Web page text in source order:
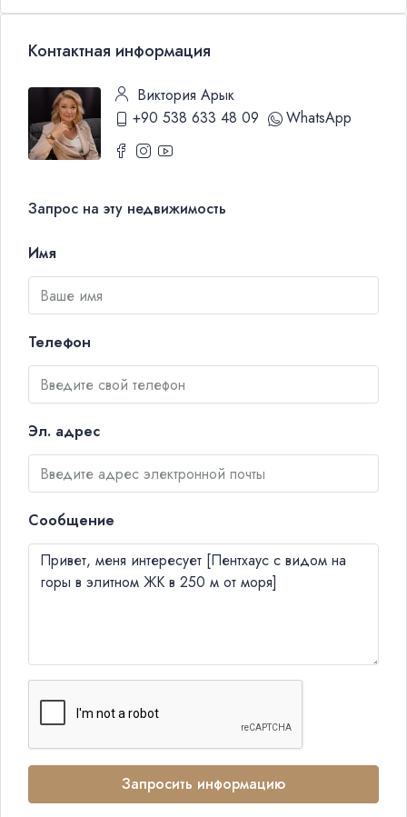
Контактная информация
Виктория Арык
+90 538 633 48 09
WhatsApp
Запрос на эту недвижимость
Имя
Телефон
Эл. адрес
Сообщение
Запросить информацию